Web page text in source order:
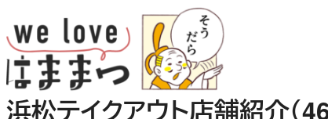
容
を
ス
キ
ッ
浜松テイクアウト店舗紹介（